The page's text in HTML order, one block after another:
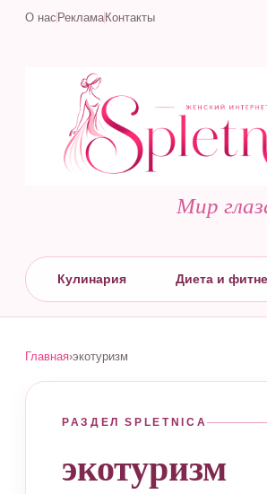
О нас РекламаКонтакты
Мир
Кулинария Диета и
Главная›экотуризм
РАЗДЕЛ SPLETNICA
экотуризм